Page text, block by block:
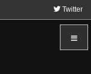
Twitter